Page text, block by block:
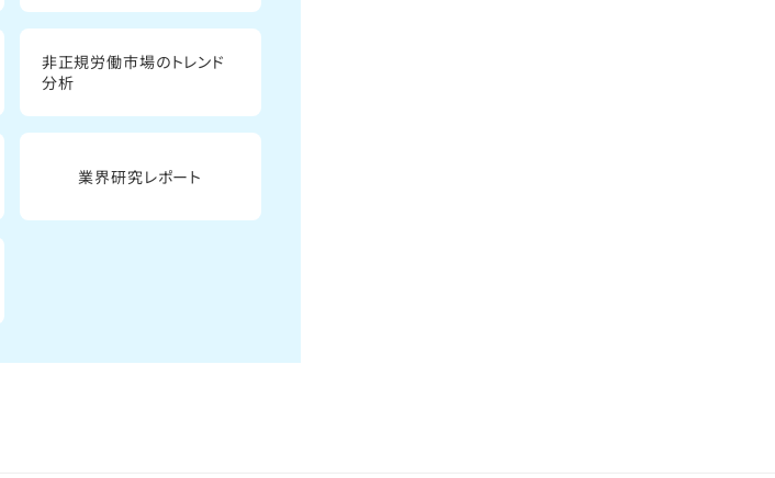
非正規労働市場のトレンド
分析
業界研究レポート